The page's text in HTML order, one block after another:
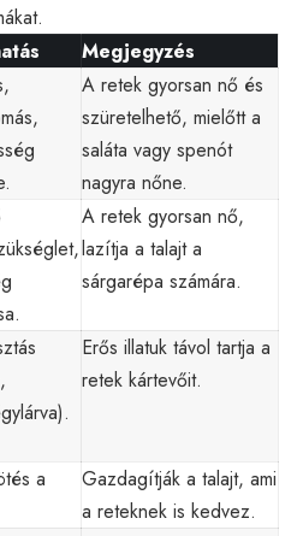
Megjegyzés
A retek gyorsan nő és
szüretelhető, mielőtt a
saláta vagy spenót
nagyra nőne.
A retek gyorsan nő,
lazítja a talajt a
sárgarépa számára.
Erős illatuk távol tartja a
retek kártevőit.
a
Gazdagítják a talajt, ami
a reteknek is kedvez.